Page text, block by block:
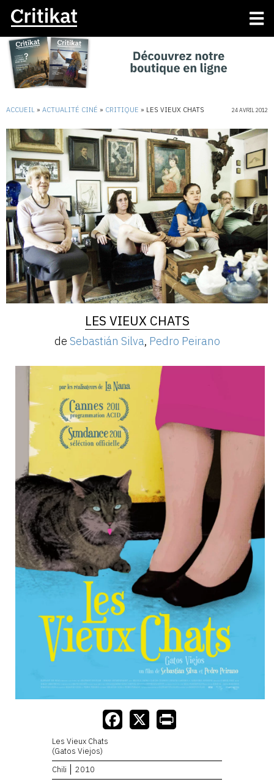
ACCUEIL » ACTUALITÉ CINÉ » CRITIQUE » LES VIEUX CHATS 24 AVRIL 2012
LES VIEUX CHATS
de Sebastián Silva, Pedro Peirano
Les Vieux Chats
(Gatos Viejos)
Chili
2010